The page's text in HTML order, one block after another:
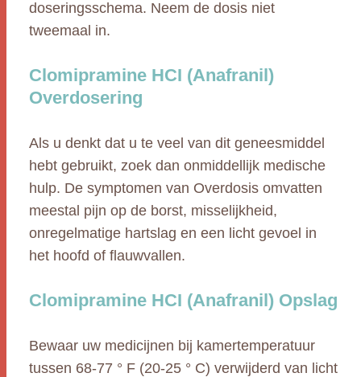
doseringsschema. Neem de dosis niet
tweemaal in.
Clomipramine HCI (Anafranil)
Overdosering
Als u denkt dat u te veel van dit geneesmiddel
hebt gebruikt, zoek dan onmiddellijk medische
hulp. De symptomen van Overdosis omvatten
meestal pijn op de borst, misselijkheid,
onregelmatige hartslag en een licht gevoel in
het hoofd of flauwvallen.
Clomipramine HCI (Anafranil) Opslag
Bewaar uw medicijnen bij kamertemperatuur
tussen 68-77 ° F (20-25 ° C) verwijderd van licht